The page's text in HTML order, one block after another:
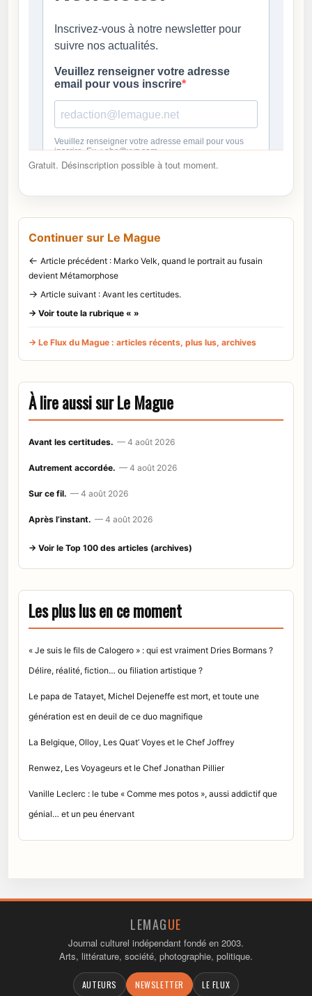
Gratuit. Désinscription possible à tout moment.
Continuer sur Le Mague
← Article précédent : Marko Velk, quand le portrait au fusain
devient Métamorphose
→ Article suivant : Avant les certitudes.
→ Voir toute la rubrique « »
→ Le Flux du Mague : articles récents, plus lus, archives
À lire aussi sur Le Mague
Avant les certitudes. — 4 août 2026
Autrement accordée. — 4 août 2026
Sur ce fil. — 4 août 2026
Après l’instant. — 4 août 2026
→ Voir le Top 100 des articles (archives)
Les plus lus en ce moment
« Je suis le fils de Calogero » : qui est vraiment Dries Bormans ?
Délire, réalité, fiction… ou filiation artistique ?
Le papa de Tatayet, Michel Dejeneffe est mort, et toute une
génération est en deuil de ce duo magnifique
La Belgique, Olloy, Les Quat’ Voyes et le Chef Joffrey
Renwez, Les Voyageurs et le Chef Jonathan Pillier
Vanille Leclerc : le tube « Comme mes potos », aussi addictif que
génial… et un peu énervant
LEMAGUE
Journal culturel indépendant fondé en 2003.
Arts, littérature, société, photographie, politique.
AUTEURS NEWSLETTER LE FLUX